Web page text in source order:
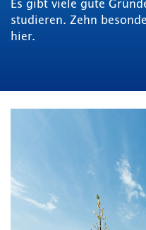
Es gibt viele gute
studieren. Zehn
hier.